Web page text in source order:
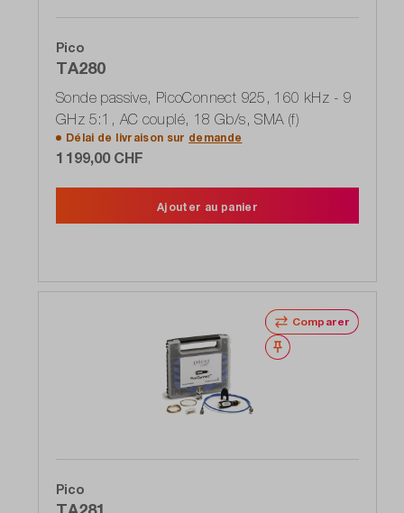
Pico
TA280
Sonde passive, PicoConnect 925, 160 kHz - 9
GHz 5:1, AC couplé, 18 Gb/s, SMA (f)
Délai de livraison sur demande
1 199,00 CHF
Ajouter au panier
Comparer
Noter
Pico